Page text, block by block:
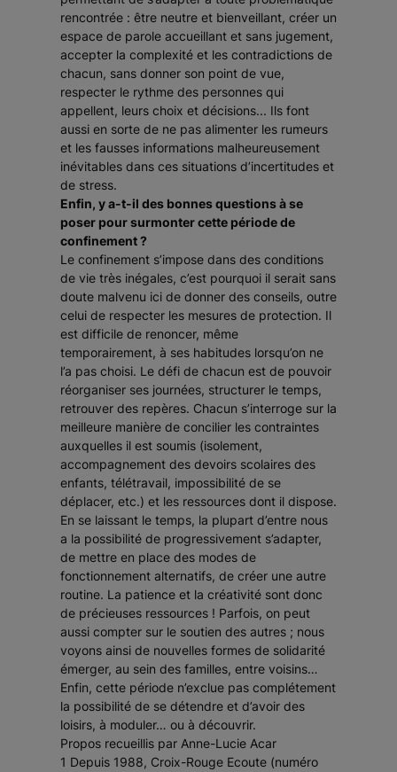
rencontrée : être neutre et bienveillant, créer un
espace de parole accueillant et sans jugement,
accepter la complexité et les contradictions de
chacun, sans donner son point de vue,
respecter le rythme des personnes qui
appellent, leurs choix et décisions... Ils font
aussi en sorte de ne pas alimenter les rumeurs
et les fausses informations malheureusement
inévitables dans ces situations d’incertitudes et
de stress.
Enfin, y a-t-il des bonnes questions à se
poser pour surmonter cette période de
confinement ?
Le confinement s’impose dans des conditions
de vie très inégales, c’est pourquoi il serait sans
doute malvenu ici de donner des conseils, outre
celui de respecter les mesures de protection. Il
est difficile de renoncer, même
temporairement, à ses habitudes lorsqu’on ne
l’a pas choisi. Le défi de chacun est de pouvoir
réorganiser ses journées, structurer le temps,
retrouver des repères. Chacun s’interroge sur la
meilleure manière de concilier les contraintes
auxquelles il est soumis (isolement,
accompagnement des devoirs scolaires des
enfants, télétravail, impossibilité de se
déplacer, etc.) et les ressources dont il dispose.
En se laissant le temps, la plupart d’entre nous
a la possibilité de progressivement s’adapter,
de mettre en place des modes de
fonctionnement alternatifs, de créer une autre
routine. La patience et la créativité sont donc
de précieuses ressources ! Parfois, on peut
aussi compter sur le soutien des autres ; nous
voyons ainsi de nouvelles formes de solidarité
émerger, au sein des familles, entre voisins…
Enfin, cette période n’exclue pas complétement
la possibilité de se détendre et d’avoir des
loisirs, à moduler… ou à découvrir.
Propos recueillis par Anne-Lucie Acar
1 Depuis 1988, Croix-Rouge Ecoute (numéro